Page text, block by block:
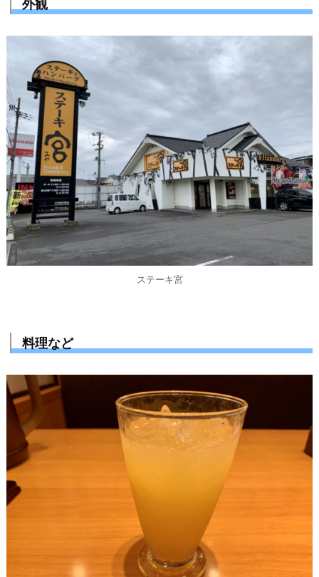
外観
ステーキ宮
料理など